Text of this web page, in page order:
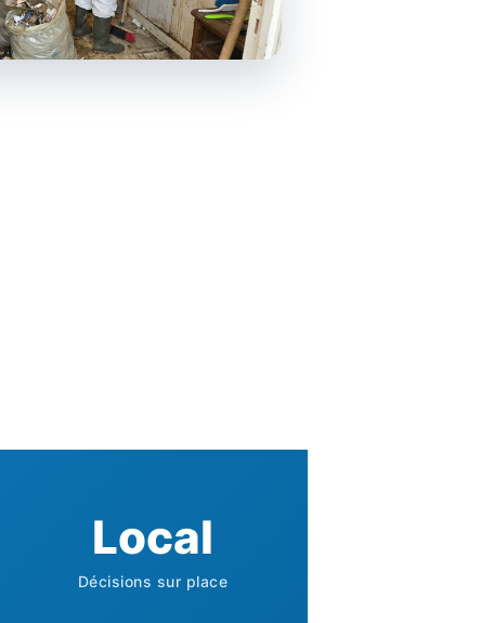
Local
Décisions sur place